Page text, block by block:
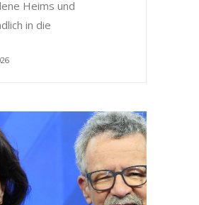
Heims und
in die